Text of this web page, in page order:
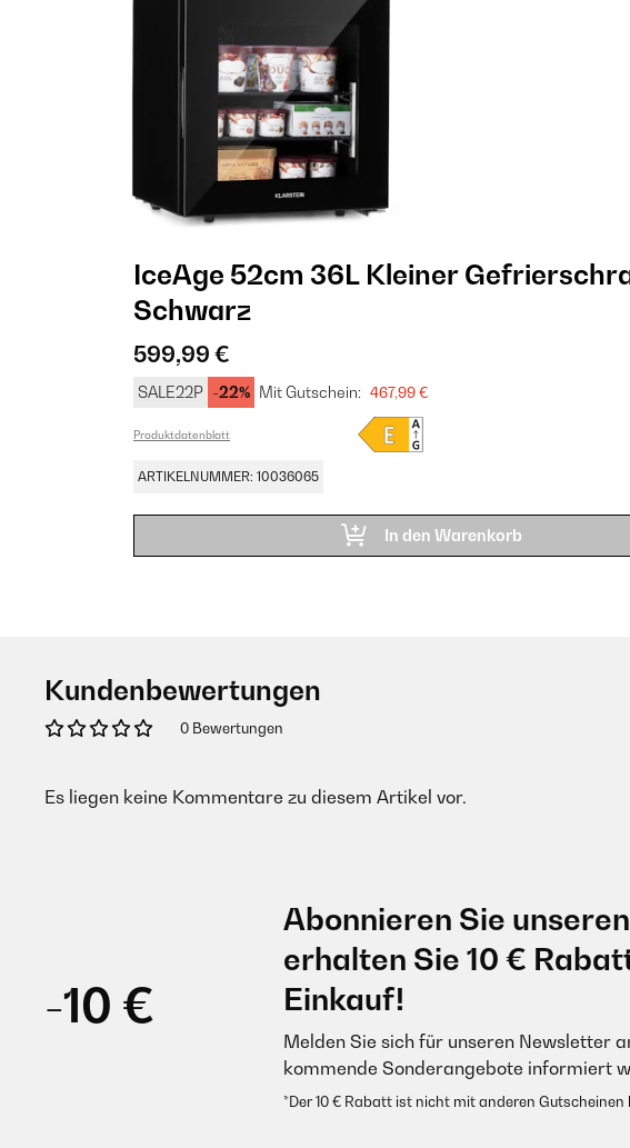
IceAge 52cm 36L Kleiner
Schwarz
599,99 €
SALE22P -22% Mit Gutschein: 467,99 €
Produktdatenblatt
ARTIKELNUMMER: 10036065
In den Warenkorb
Kundenbewertungen
0 Bewertungen
Es liegen keine Kommentare zu diesem Artikel vor.
-10 €
Abonnieren Sie
erhalten Sie 10 €
Einkauf!
Melden Sie sich für unseren Newsletter
kommende Sonderangebote informiert
*Der 10 € Rabatt ist nicht mit anderen